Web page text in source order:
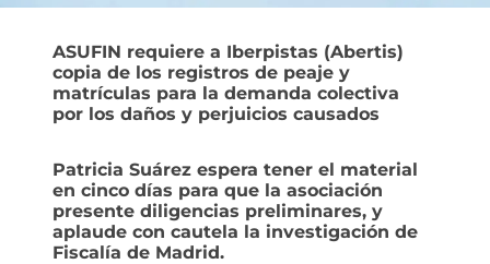
ASUFIN requiere a Iberpistas (Abertis)
copia de los registros de peaje y
matrículas para la demanda colectiva
por los daños y perjuicios causados
Patricia Suárez espera tener el material
en cinco días para que la asociación
presente diligencias preliminares, y
aplaude con cautela la investigación de
Fiscalía de Madrid.